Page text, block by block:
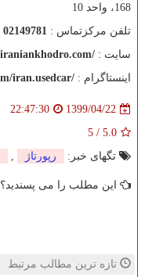
168، واحد 10
تلفن مرکزتماس : 02149781
سایت :
اینستاگرام : iran.usedcar/
1399/04/22
22:47:30
5.0
/
5
تگهای خبر:
رپورتاژ ,
این مطلب را می پسندید؟
تازه ترین مطالب مرتبط